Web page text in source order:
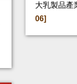
大乳製品產
06]